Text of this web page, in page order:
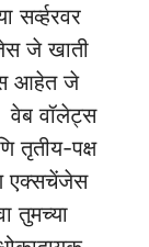
सर्व्हरवर
जे खाती
आहेत जे
वेब वॉलेट्स
तृतीय-पक्ष
एक्सचेंजेस
तुमच्या